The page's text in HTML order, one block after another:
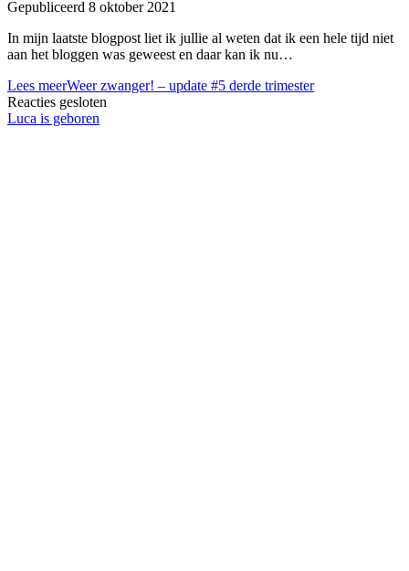
Gepubliceerd 8 oktober 2021
In mijn laatste blogpost liet ik jullie al weten dat ik een hele tijd niet
aan het bloggen was geweest en daar kan ik nu…
Lees meerWeer zwanger! – update #5 derde trimester
Reacties gesloten
Luca is geboren